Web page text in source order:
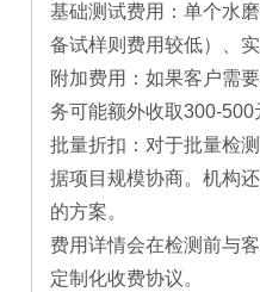
基础测试费用：单个水
备试样则费用较低）、
附加费用：如果客户需
务可能额外收取300-500
批量折扣：对于批量检
据项目规模协商。机构
的方案。
费用详情会在检测前与
定制化收费协议。